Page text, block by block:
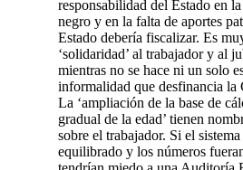
responsabilidad del Estado en
negro y en la falta de aportes
Estado debería fiscalizar. Es
‘solidaridad’ al trabajador y al
mientras no se hace ni un solo
informalidad que desfinancia la
​La ‘ampliación de la base de
gradual de la edad’ tienen
sobre el trabajador. Si el
equilibrado y los números